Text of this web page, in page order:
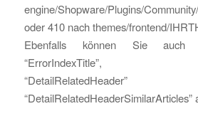
engine/Shopware/Plugins/
oder 410 nach themes/frontend/
Ebenfalls können Sie auch
“ErrorIndexTitle”,
“DetailRelatedHeaderSimilarArticles”